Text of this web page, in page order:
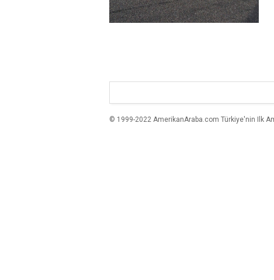
© 1999-2022 AmerikanAraba.com Türkiye'nin Ilk